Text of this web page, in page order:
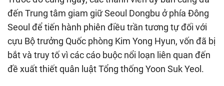
đến Trung tâm giam giữ Seoul Dongbu ở phía Đông
Seoul để tiến hành phiên điều trần tương tự đối với
cựu Bộ trưởng Quốc phòng Kim Yong Hyun, vốn đã bị
bắt và truy tố vì các cáo buộc nổi loạn liên quan đến
đề xuất thiết quân luật Tổng thống Yoon Suk Yeol.